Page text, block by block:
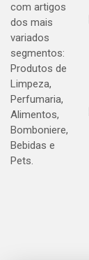
com artigos
dos mais
variados
segmentos:
Produtos de
Limpeza,
Perfumaria,
Alimentos,
Bomboniere,
Bebidas e
Pets.